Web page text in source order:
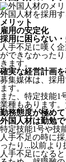
外国人材を採用
メリット
雇用の安定化
採用に困らない
人手不足に嘆く
ができなかった
きます。
確実な経営計画を
募集媒体は、採
ます。
また、特定技能1
業種もあります
勤務態度が極め
外国人材は勤勉で
特定技能1号や技
人手不足の時に
ったり...以前よ
人手不足になる